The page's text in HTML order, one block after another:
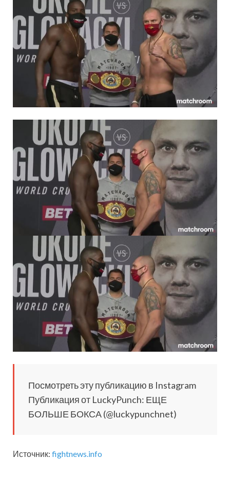
Посмотреть эту публикацию в Instagram
Публикация от LuckyPunch: ЕЩЕ
БОЛЬШЕ БОКСА (@luckypunchnet)
Источник: fightnews.info